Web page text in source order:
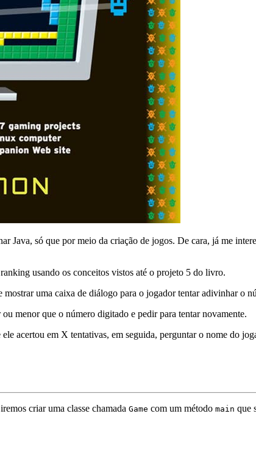
Java, só que por meio da criação de jogos. De cara, já me
usando os conceitos vistos até o projeto 5 do livro.
uma caixa de diálogo para o jogador tentar adivinhar o
menor que o número digitado e pedir para tentar novamente.
acertou em X tentativas, em seguida, perguntar o nome do
criar uma classe chamada Game com um método main que